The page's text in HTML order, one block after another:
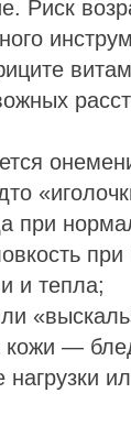
Риск
при
и тепла;
кожи —
нагрузки